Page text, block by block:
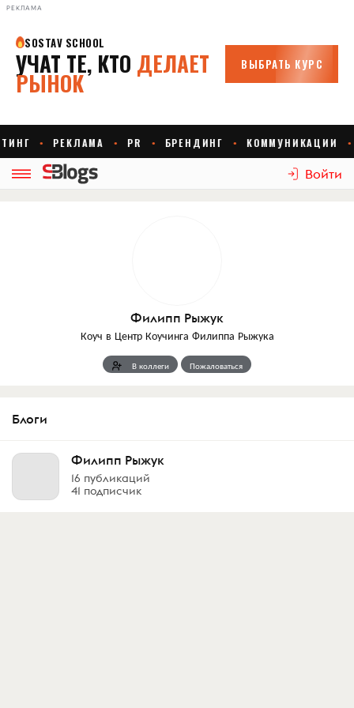
РЕКЛАМА
Войти
Филипп Рыжук
Коуч в Центр Коучинга Филиппа Рыжука
В коллеги Пожаловаться
Блоги
Филипп Рыжук
16 публикаций
41 подписчик